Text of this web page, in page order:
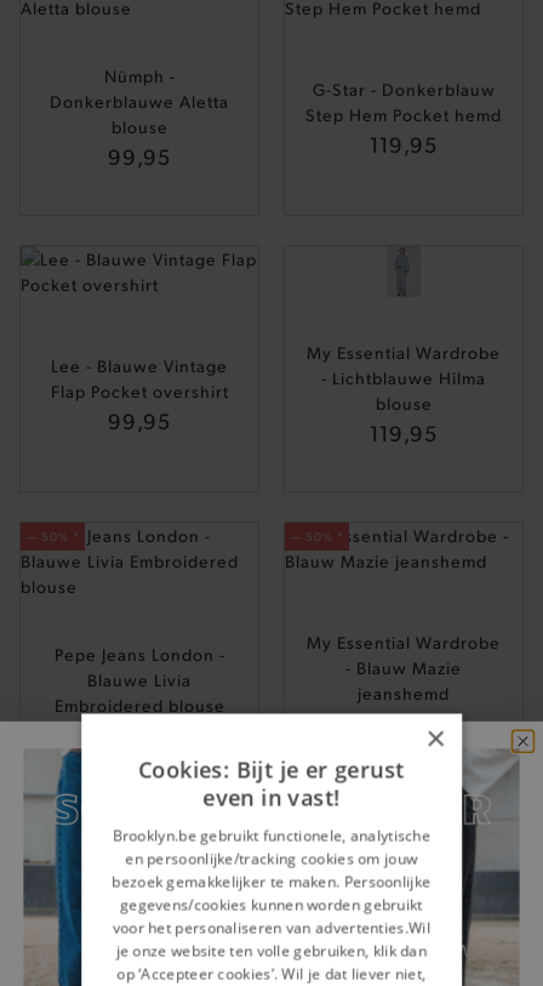
Nümph -
Donkerblauwe Aletta
blouse
99,95
G-Star - Donkerblauw
Step Hem Pocket hemd
119,95
Lee - Blauwe Vintage
Flap Pocket overshirt
99,95
My Essential Wardrobe
- Lichtblauwe Hilma
blouse
119,95
— 50% *
Pepe Jeans London -
Blauwe Livia
Embroidered blouse
— 50% *
My Essential Wardrobe
- Blauw Mazie
jeanshemd
169,95
Jeanshemden voor dames online shoppen
×
Cookies: Bijt je er gerust
even in vast!
Brooklyn.be gebruikt functionele, analytische
en persoonlijke/tracking cookies om jouw
bezoek gemakkelijker te maken. Persoonlijke
gegevens/cookies kunnen worden gebruikt
voor het personaliseren van advertenties.Wil
je onze website ten volle gebruiken, klik dan
op ‘Accepteer cookies’. Wil je dat liever niet,